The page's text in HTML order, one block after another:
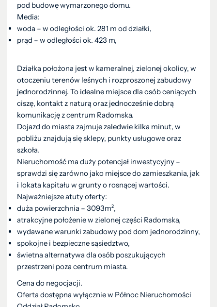
pod budowę wymarzonego domu.
Media:
woda – w odległości ok. 281 m od działki,
prąd – w odległości ok. 423 m,
Działka położona jest w kameralnej, zielonej okolicy, w
otoczeniu terenów leśnych i rozproszonej zabudowy
jednorodzinnej. To idealne miejsce dla osób ceniących
ciszę, kontakt z naturą oraz jednocześnie dobrą
komunikację z centrum Radomska.
Dojazd do miasta zajmuje zaledwie kilka minut, w
pobliżu znajdują się sklepy, punkty usługowe oraz
szkoła.
Nieruchomość ma duży potencjał inwestycyjny –
sprawdzi się zarówno jako miejsce do zamieszkania, jak
i lokata kapitału w grunty o rosnącej wartości.
Najważniejsze atuty oferty:
duża powierzchnia – 3093m²,
atrakcyjne położenie w zielonej części Radomska,
wydawane warunki zabudowy pod dom jednorodzinny,
spokojne i bezpieczne sąsiedztwo,
świetna alternatywa dla osób poszukujących
przestrzeni poza centrum miasta.
Cena do negocjacji.
Oferta dostępna wyłącznie w Północ Nieruchomości